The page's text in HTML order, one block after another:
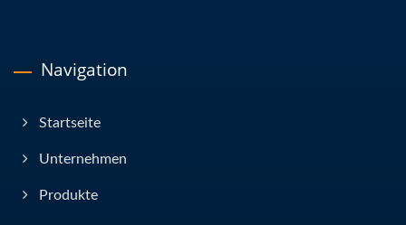
Navigation
Startseite
Unternehmen
Produkte